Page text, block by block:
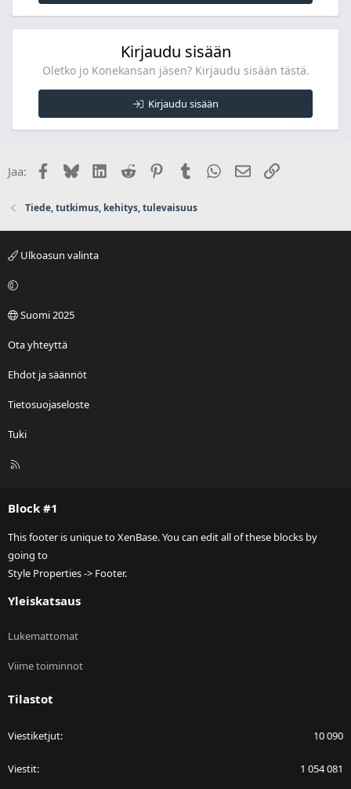
Kirjaudu sisään
Oletko jo Konekansan jäsen? Kirjaudu sisään tästä.
Kirjaudu sisään
Jaa: Facebook
BlueskyLinkedIn
Reddit PinterestTumblr WhatsApp
Sähköposti
Linkki
Tiede, tutkimus, kehitys, tulevaisuus
Ulkoasun valinta
Suomi 2025
Ota yhteyttä
Ehdot ja säännöt
Tietosuojaseloste
Tuki
R
Block #1
This footer is unique to XenBase. You can edit all of these blocks by
going to
Style Properties -> Footer.
Yleiskatsaus
Lukemattomat
Viime toiminnot
Tilastot
Viestiketjut 10 090
Viestit 1 054 081